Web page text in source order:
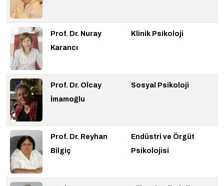
Prof. Dr. Nuray
Karancı
Klinik Psikoloji
Prof. Dr. Olcay
İmamoğlu
Sosyal Psikoloji
Prof. Dr. Reyhan
Bilgiç
Endüstri ve Örgüt
Psikolojisi